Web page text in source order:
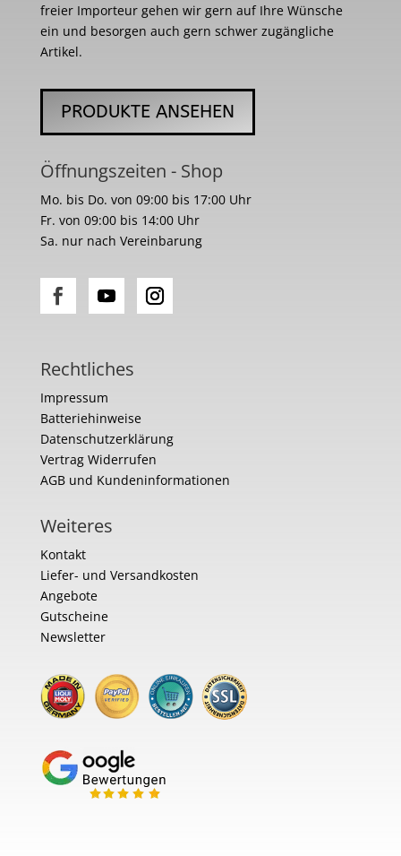
freier Importeur gehen wir gern auf Ihre Wünsche
ein und besorgen auch gern schwer zugängliche
Artikel.
PRODUKTE ANSEHEN
Öffnungszeiten - Shop
Mo. bis Do. von 09:00 bis 17:00 Uhr
Fr. von 09:00 bis 14:00 Uhr
Sa. nur nach Vereinbarung
Rechtliches
Impressum
Batteriehinweise
Datenschutzerklärung
Vertrag Widerrufen
AGB und Kundeninformationen
Weiteres
Kontakt
Liefer- und Versandkosten
Angebote
Gutscheine
Newsletter